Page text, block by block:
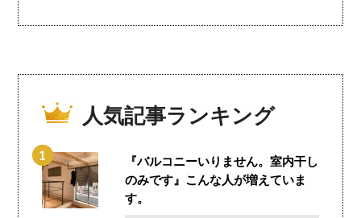
人気記事ランキング
『バルコニーいりません。室内干し
のみです』こんな人が増えていま
す。